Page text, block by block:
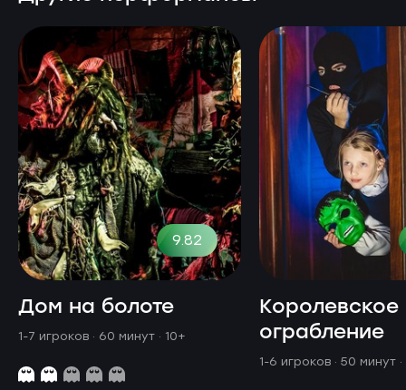
9.82
Дом на болоте
1-7 игроков · 60 минут · 10+
Королевское
ограбление
1-6 игроков · 50 минут